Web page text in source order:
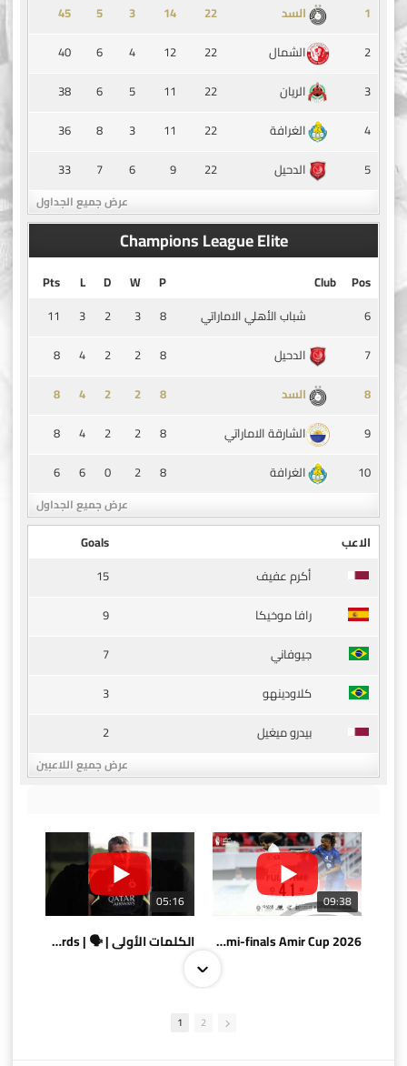
1
السد ‏22
14
3
5
45
2
الشمال 22
12
4
6
40
3
الريان 22
11
5
6
38
4
الغرافة 22
11
3
8
36
5
الدحيل 22
9
6
7
33
عرض جميع الجداول
Champions League Elite
Pos
Club
P
W
D
L
Pts
6
شباب الأهلي الاماراتي 8
3
2
3
11
7
الدحيل 8
2
2
4
8
8
السد 8
2
2
4
8
9
الشارقة الاماراتي 8
2
2
4
8
10
الغرافة 8
2
0
6
6
عرض جميع الجداول
الاعب
Goals
أكرم عفيف
15
رافا موخيكا
9
جيوفاني
7
كلاودينهو
3
بيدرو ميغيل
2
عرض جميع اللاعبين
05:16
الكلمات الأولى | 🗣 | First words
09:38
AlSadd 4/1 AlDuhail - Semi-finals Amir Cup 2026 #السد/ الدحيل
1 2